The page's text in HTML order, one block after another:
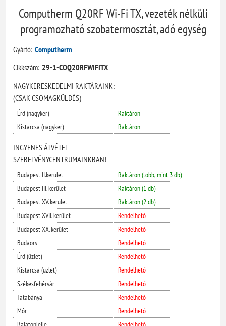
Computherm Q20RF Wi-Fi TX, vezeték nélküli
programozható szobatermosztát, adó egység
Gyártó: Computherm
Cikkszám: 29-1-COQ20RFWIFITX
NAGYKERESKEDELMI RAKTÁRAINK:
(CSAK CSOMAGKÜLDÉS)
Érd (nagyker)
Raktáron
Kistarcsa (nagyker)
Raktáron
INGYENES ÁTVÉTEL
SZERELVÉNYCENTRUMAINKBAN!
Budapest II.kerület
Raktáron (több, mint 3 db)
Budapest III. kerület
Raktáron (1 db)
Budapest XV. kerület
Raktáron (2 db)
Budapest XVII. kerület
Rendelhető
Budapest XX. kerület
Rendelhető
Budaörs
Rendelhető
Érd (üzlet)
Rendelhető
Kistarcsa (üzlet)
Rendelhető
Székesfehérvár
Rendelhető
Tatabánya
Rendelhető
Mór
Rendelhető